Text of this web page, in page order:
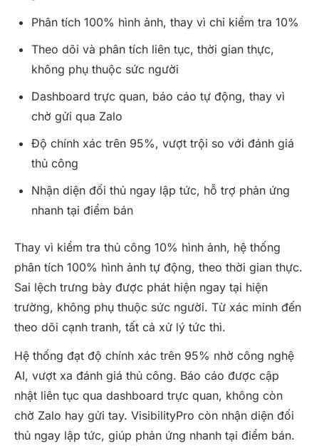
Phân tích 100% hình ảnh, thay vì chỉ kiểm tra 10%
Theo dõi và phân tích liên tục, thời gian thực,
không phụ thuộc sức người
Dashboard trực quan, báo cáo tự động, thay vì
chờ gửi qua Zalo
Độ chính xác trên 95%, vượt trội so với đánh giá
thủ công
Nhận diện đối thủ ngay lập tức, hỗ trợ phản ứng
nhanh tại điểm bán
Thay vì kiểm tra thủ công 10% hình ảnh, hệ thống
phân tích 100% hình ảnh tự động, theo thời gian thực.
Sai lệch trưng bày được phát hiện ngay tại hiện
trường, không phụ thuộc sức người. Từ xác minh đến
theo dõi cạnh tranh, tất cả xử lý tức thì.
Hệ thống đạt độ chính xác trên 95% nhờ công nghệ
AI, vượt xa đánh giá thủ công. Báo cáo được cập
nhật liên tục qua dashboard trực quan, không còn
chờ Zalo hay gửi tay. VisibilityPro còn nhận diện đối
thủ ngay lập tức, giúp phản ứng nhanh tại điểm bán.